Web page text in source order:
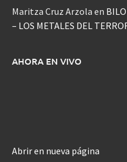
Maritza Cruz Arzola en
– LOS METALES DEL
AHORA EN VIVO
Abrir en nueva página